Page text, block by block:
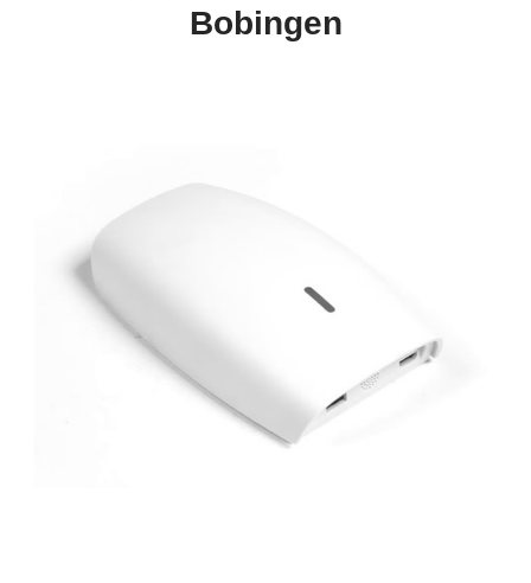
Bobingen